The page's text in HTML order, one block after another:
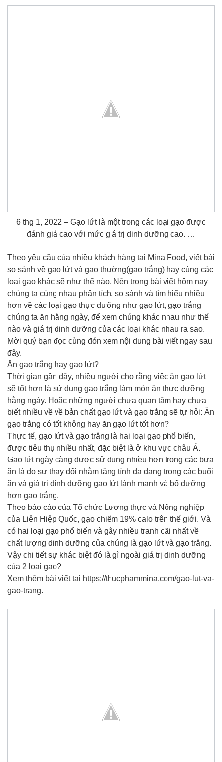
6 thg 1, 2022 – Gạo lứt là một trong các loại gạo được
đánh giá cao với mức giá trị dinh dưỡng cao. …
Theo yêu cầu của nhiều khách hàng tại Mina Food, viết bài
so sánh về gạo lứt và gạo thường(gạo trắng) hay cùng các
loại gạo khác sẽ như thế nào. Nên trong bài viết hôm nay
chúng ta cùng nhau phân tích, so sánh và tìm hiểu nhiều
hơn về các loại gạo thực dưỡng như gạo lứt, gạo trắng
chúng ta ăn hằng ngày, để xem chúng khác nhau như thế
nào và giá trị dinh dưỡng của các loại khác nhau ra sao.
Mời quý bạn đọc cùng đón xem nội dung bài viết ngay sau
đây.
Ăn gạo trắng hay gạo lứt?
Thời gian gần đây, nhiều người cho rằng việc ăn gạo lứt
sẽ tốt hơn là sử dụng gạo trắng làm món ăn thực dưỡng
hằng ngày. Hoặc những người chưa quan tâm hay chưa
biết nhiều về về bản chất gạo lứt và gạo trắng sẽ tự hỏi: Ăn
gạo trắng có tốt không hay ăn gạo lứt tốt hơn?
Thực tế, gạo lứt và gạo trắng là hai loại gạo phổ biến,
được tiêu thụ nhiều nhất, đặc biệt là ở khu vực châu Á.
Gạo lứt ngày càng được sử dụng nhiều hơn trong các bữa
ăn là do sự thay đổi nhằm tăng tính đa dạng trong các buổi
ăn và giá trị dinh dưỡng gạo lứt lành mạnh và bổ dưỡng
hơn gạo trắng.
Theo báo cáo của Tổ chức Lương thực và Nông nghiệp
của Liên Hiệp Quốc, gạo chiếm 19% calo trên thế giới. Và
có hai loại gạo phổ biến và gây nhiều tranh cãi nhất về
chất lượng dinh dưỡng của chúng là gạo lứt và gạo trắng.
Vậy chi tiết sự khác biệt đó là gì ngoài giá trị dinh dưỡng
của 2 loại gạo?
Xem thêm bài viết tại https://thucphammina.com/gao-lut-va-
gao-trang.